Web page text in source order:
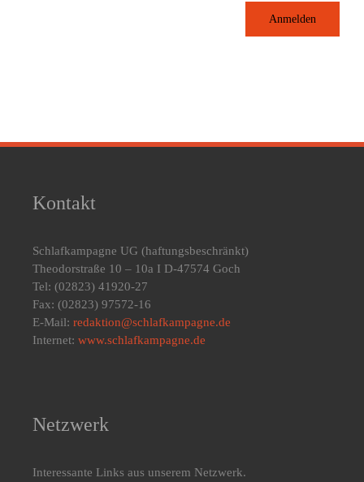
Anmelden
Kontakt
Schlafkampagne UG (haftungsbeschränkt)
Theodorstraße 10 – 10a I D-47574 Goch
Tel: (02823) 41920-27
Fax: (02823) 97572-16
E-Mail: redaktion@schlafkampagne.de
Internet: www.schlafkampagne.de
Netzwerk
Interessante Links aus unserem Netzwerk.